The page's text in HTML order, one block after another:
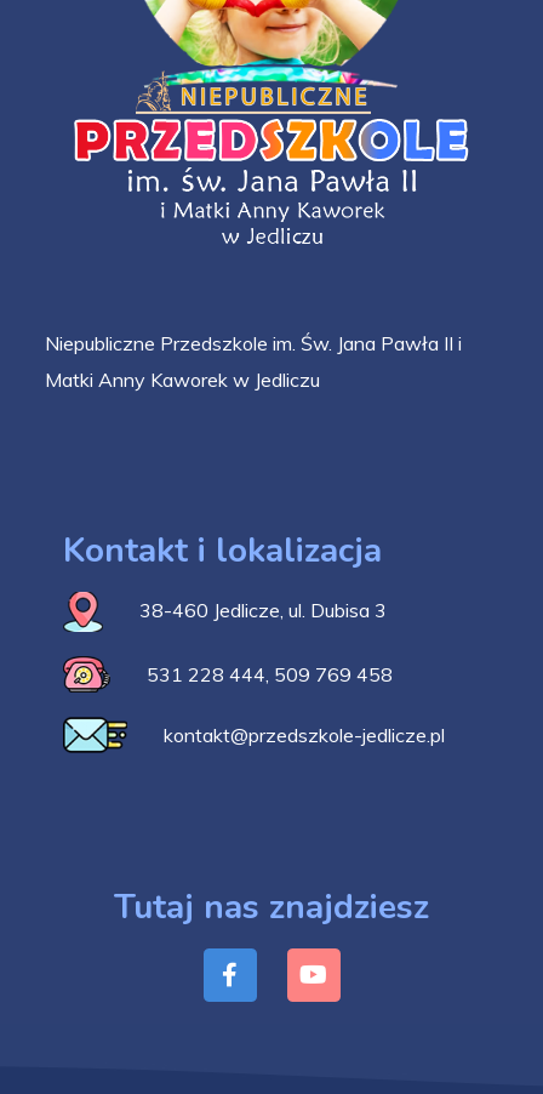
Niepubliczne Przedszkole im. Św. Jana Pawła II i
Matki Anny Kaworek w Jedliczu
Kontakt i lokalizacja
38-460 Jedlicze, ul. Dubisa 3
531 228 444 509 769 458
kontakt@przedszkole-jedlicze.pl
Tutaj nas znajdziesz